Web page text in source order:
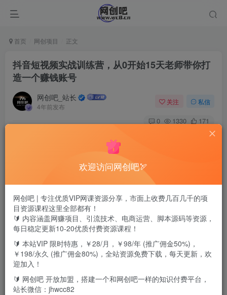
首页 网创项目 正文
抖音短视频实战训练营，从0开始15天老师带你打
造一个赚钱账号
网创吧_站长
4年前发布
关注 私信
0 1330 171
课程适用性强、专业度高、知识点全面、技术型高，从0开始
15天老师带你打造一个赚钱账号。
15天课程内容安排如下：
欢迎访问网创吧🏹
网创吧 | 专注优质VIP网课资源分享，市面上收费几百几千的项
目资源课程这里全部都有！
🔰 内容涵盖网赚项目、引流技术、电商运营、脚本源码等资源，
每日稳定更新10-20优质付费资源课程！
🔰 本站VIP 限时特惠，￥28/月，￥98/年 (推广佣金50%)，
￥198/永久 (推广佣金80%)，全站资源免费下载，每天更新，欢
迎加入！
🔰 网创吧 开放加盟，搭建一个和网创吧一样的知识付费平台，
站长微信：jhwcc82